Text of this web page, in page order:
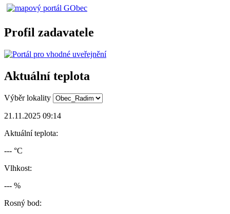
Profil zadavatele
Aktuální teplota
Výběr lokality
21.11.2025 09:14
Aktuální teplota:
--- °C
Vlhkost:
--- %
Rosný bod: